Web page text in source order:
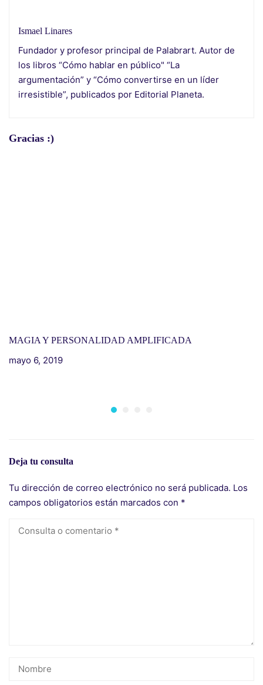
Ismael Linares
Fundador y profesor principal de Palabrart. Autor de
los libros “Cómo hablar en público" “La
argumentación” y “Cómo convertirse en un líder
irresistible”, publicados por Editorial Planeta.
Gracias :)
MAGIA Y PERSONALIDAD AMPLIFICADA
mayo 6, 2019
Deja tu consulta
Tu dirección de correo electrónico no será publicada. Los
campos obligatorios están marcados con *